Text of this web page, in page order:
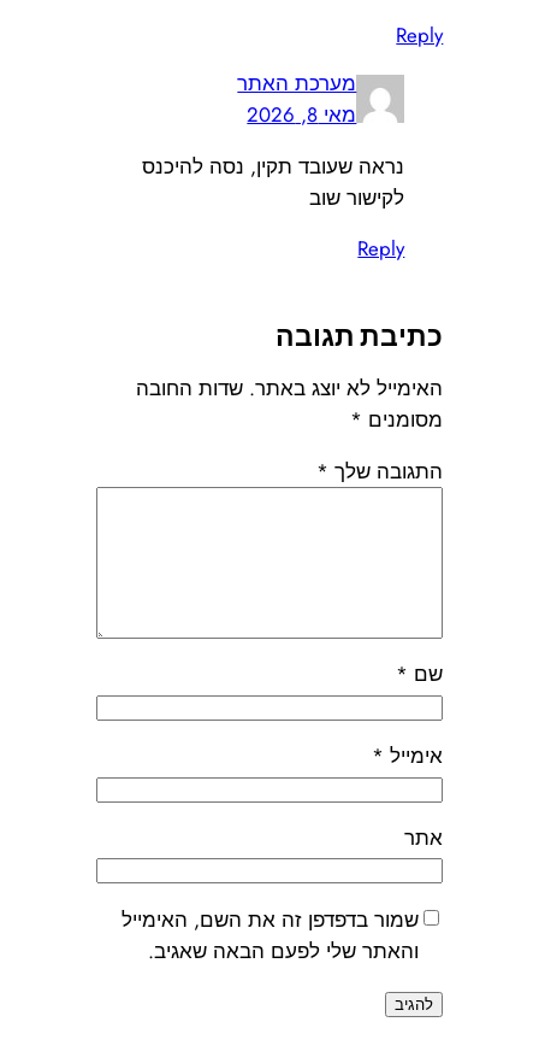
Reply
מערכת האתר
מאי 8, 2026
נראה שעובד תקין, נסה להיכנס
לקישור שוב
Reply
כתיבת תגובה
האימייל לא יוצג באתר. שדות החובה
מסומנים *
התגובה שלך *
שם *
אימייל *
אתר
שמור בדפדפן זה את השם, האימייל
והאתר שלי לפעם הבאה שאגיב.